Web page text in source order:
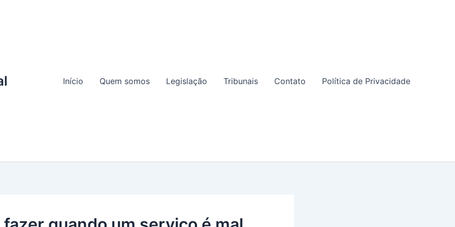
Início Quem somos Legislação Tribunais Contato Política de Privacidade